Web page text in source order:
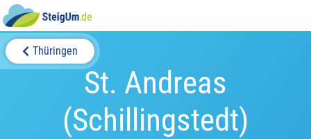
Thüringen
St. Andreas
(Schillingstedt)